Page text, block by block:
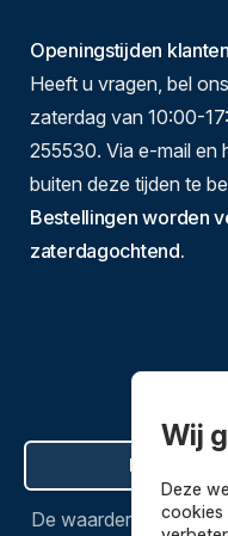
Openingstijden
Heeft u vragen, bel
zaterdag van 10:00-
255530. Via e-mail en
buiten deze tijden te
Bestellingen worden
zaterdagochtend.
Hier de
De waardering van
Wij
Deze
cookies